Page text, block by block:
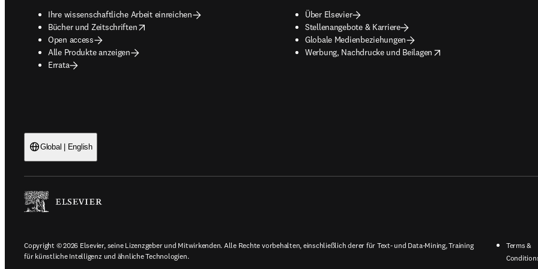
Ihre wissenschaftliche Arbeit einreichen
Bücher und Zeitschriften
opens in new tab/window
Open access
Alle Produkte anzeigen
Errata
Über Elsevier
Stellenangebote & Karriere
Globale Medienbeziehungen
Werbung, Nachdrucke und Beilagen
opens in new tab/window
Global | English
Copyright © 2026 Elsevier, seine Lizenzgeber und Mitwirkenden. Alle Rechte vorbehalten, einschließlich derer für Text- und Data-Mining, Training
für künstliche Intelligenz und ähnliche Technologien.
Terms &